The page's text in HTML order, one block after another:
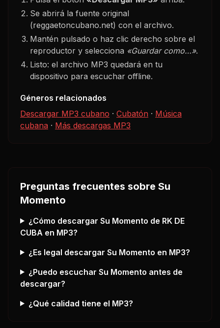
Se abrirá la fuente original
(reggaetoncubano.net) con el archivo.
Mantén pulsado o haz clic derecho sobre el
reproductor y selecciona «Guardar como…».
Listo: el archivo MP3 quedará en tu
dispositivo para escuchar offline.
Géneros relacionados
Descargar MP3 cubano · Cubatón · Música
cubana · Más descargas MP3
Preguntas frecuentes sobre Su
Momento
¿Cómo descargar Su Momento de RK DE
CUBA en MP3?
¿Es legal descargar Su Momento en MP3?
¿Puedo escuchar Su Momento antes de
descargar?
¿Qué calidad tiene el MP3?